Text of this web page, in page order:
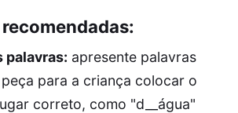
palavras: apresente palavras
para a criança colocar o
correto, como "d__água"